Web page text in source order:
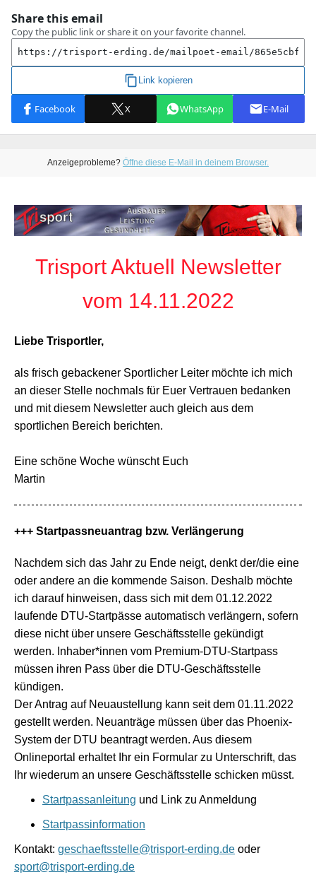
Anzeigeprobleme? Öffne diese E-Mail in deinem Browser.
Trisport Aktuell Newsletter
vom 14.11.2022
Liebe Trisportler,
als frisch gebackener Sportlicher Leiter möchte ich mich
an dieser Stelle nochmals für Euer Vertrauen bedanken
und mit diesem Newsletter auch gleich aus dem
sportlichen Bereich berichten.
Eine schöne Woche wünscht Euch
Martin
+++ Startpassneuantrag bzw. Verlängerung
Nachdem sich das Jahr zu Ende neigt, denkt der/die eine
oder andere an die kommende Saison. Deshalb möchte
ich darauf hinweisen, dass sich mit dem 01.12.2022
laufende DTU-Startpässe automatisch verlängern, sofern
diese nicht über unsere Geschäftsstelle gekündigt
werden. Inhaber*innen vom Premium-DTU-Startpass
müssen ihren Pass über die DTU-Geschäftsstelle
kündigen.
Der Antrag auf Neuaustellung kann seit dem 01.11.2022
gestellt werden. Neuanträge müssen über das Phoenix-
System der DTU beantragt werden. Aus diesem
Onlineportal erhaltet Ihr ein Formular zu Unterschrift, das
Ihr wiederum an unsere Geschäftsstelle schicken müsst.
Startpassanleitung und Link zu Anmeldung
Startpassinformation
Kontakt: geschaeftsstelle@trisport-erding.de oder
sport@trisport-erding.de